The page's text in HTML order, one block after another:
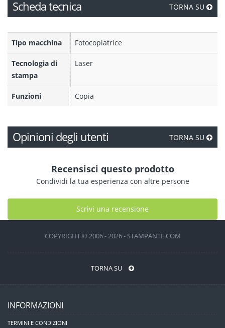
Scheda tecnica TORNA SU
Tipo macchina Fotocopiatrice
Tecnologia di
stampa
Laser
Funzioni Copia
Opinioni degli utenti TORNA SU
Recensisci questo prodotto
Condividi la tua esperienza con altre persone
Scrivi una recensione
COPYRIGHT © 2006 - 2026 - STAMPANTE.COM
TORNA SU
INFORMAZIONI
TERMINI E CONDIZIONI